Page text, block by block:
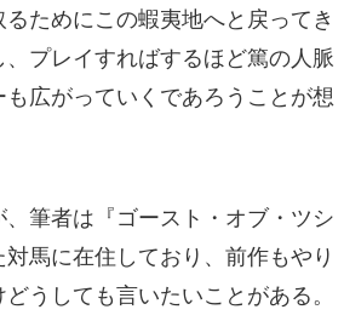
ためにこの蝦夷地へと戻ってき
プレイすればするほど篤の人脈
広がっていくであろうことが想
筆者は『ゴースト・オブ・ツシ
馬に在住しており、前作もやり
うしても言いたいことがある。